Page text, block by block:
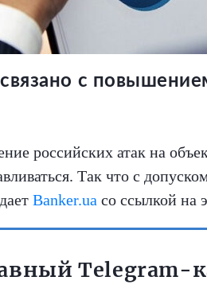
с
российских атак на
Так что с
Banker.ua со ссылкой на
Telegram-